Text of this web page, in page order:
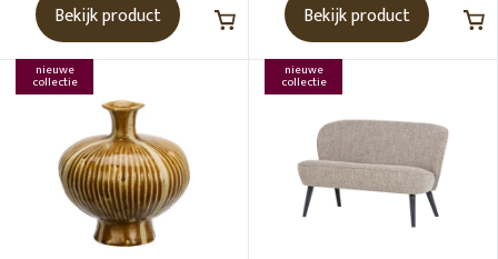
Bekijk product Bekijk product
nieuwe
collectie
nieuwe
collectie